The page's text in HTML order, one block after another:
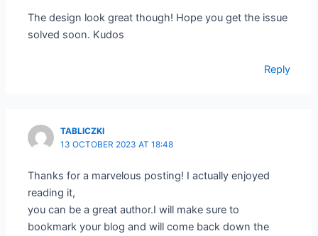
The design look great though! Hope you get the issue
solved soon. Kudos
Reply
TABLICZKI
13 OCTOBER 2023 AT 18:48
Thanks for a marvelous posting! I actually enjoyed
reading it,
you can be a great author.I will make sure to
bookmark your blog and will come back down the